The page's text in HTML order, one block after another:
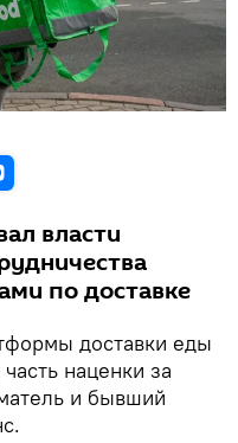
власти
по доставке
доставки еды
наценки за
и бывший